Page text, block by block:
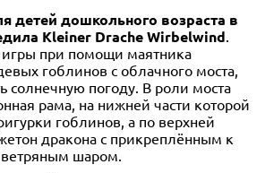
издание
Купить
детей дошкольного возраста в
Kleiner Drache Wirbelwind
игры при помощи маятника
гоблинов с облачного моста,
солнечную погоду. В роли моста
рама, на нижней части которой
гоблинов, а по верхней
дракона с прикреплённым к
шаром.